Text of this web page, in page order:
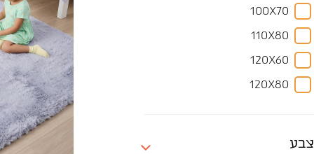
100X70
110X80
120X60
120X80
צבע